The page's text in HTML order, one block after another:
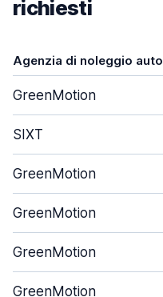
richiesti
Agenzia di noleggio auto
GreenMotion
SIXT
GreenMotion
GreenMotion
GreenMotion
GreenMotion